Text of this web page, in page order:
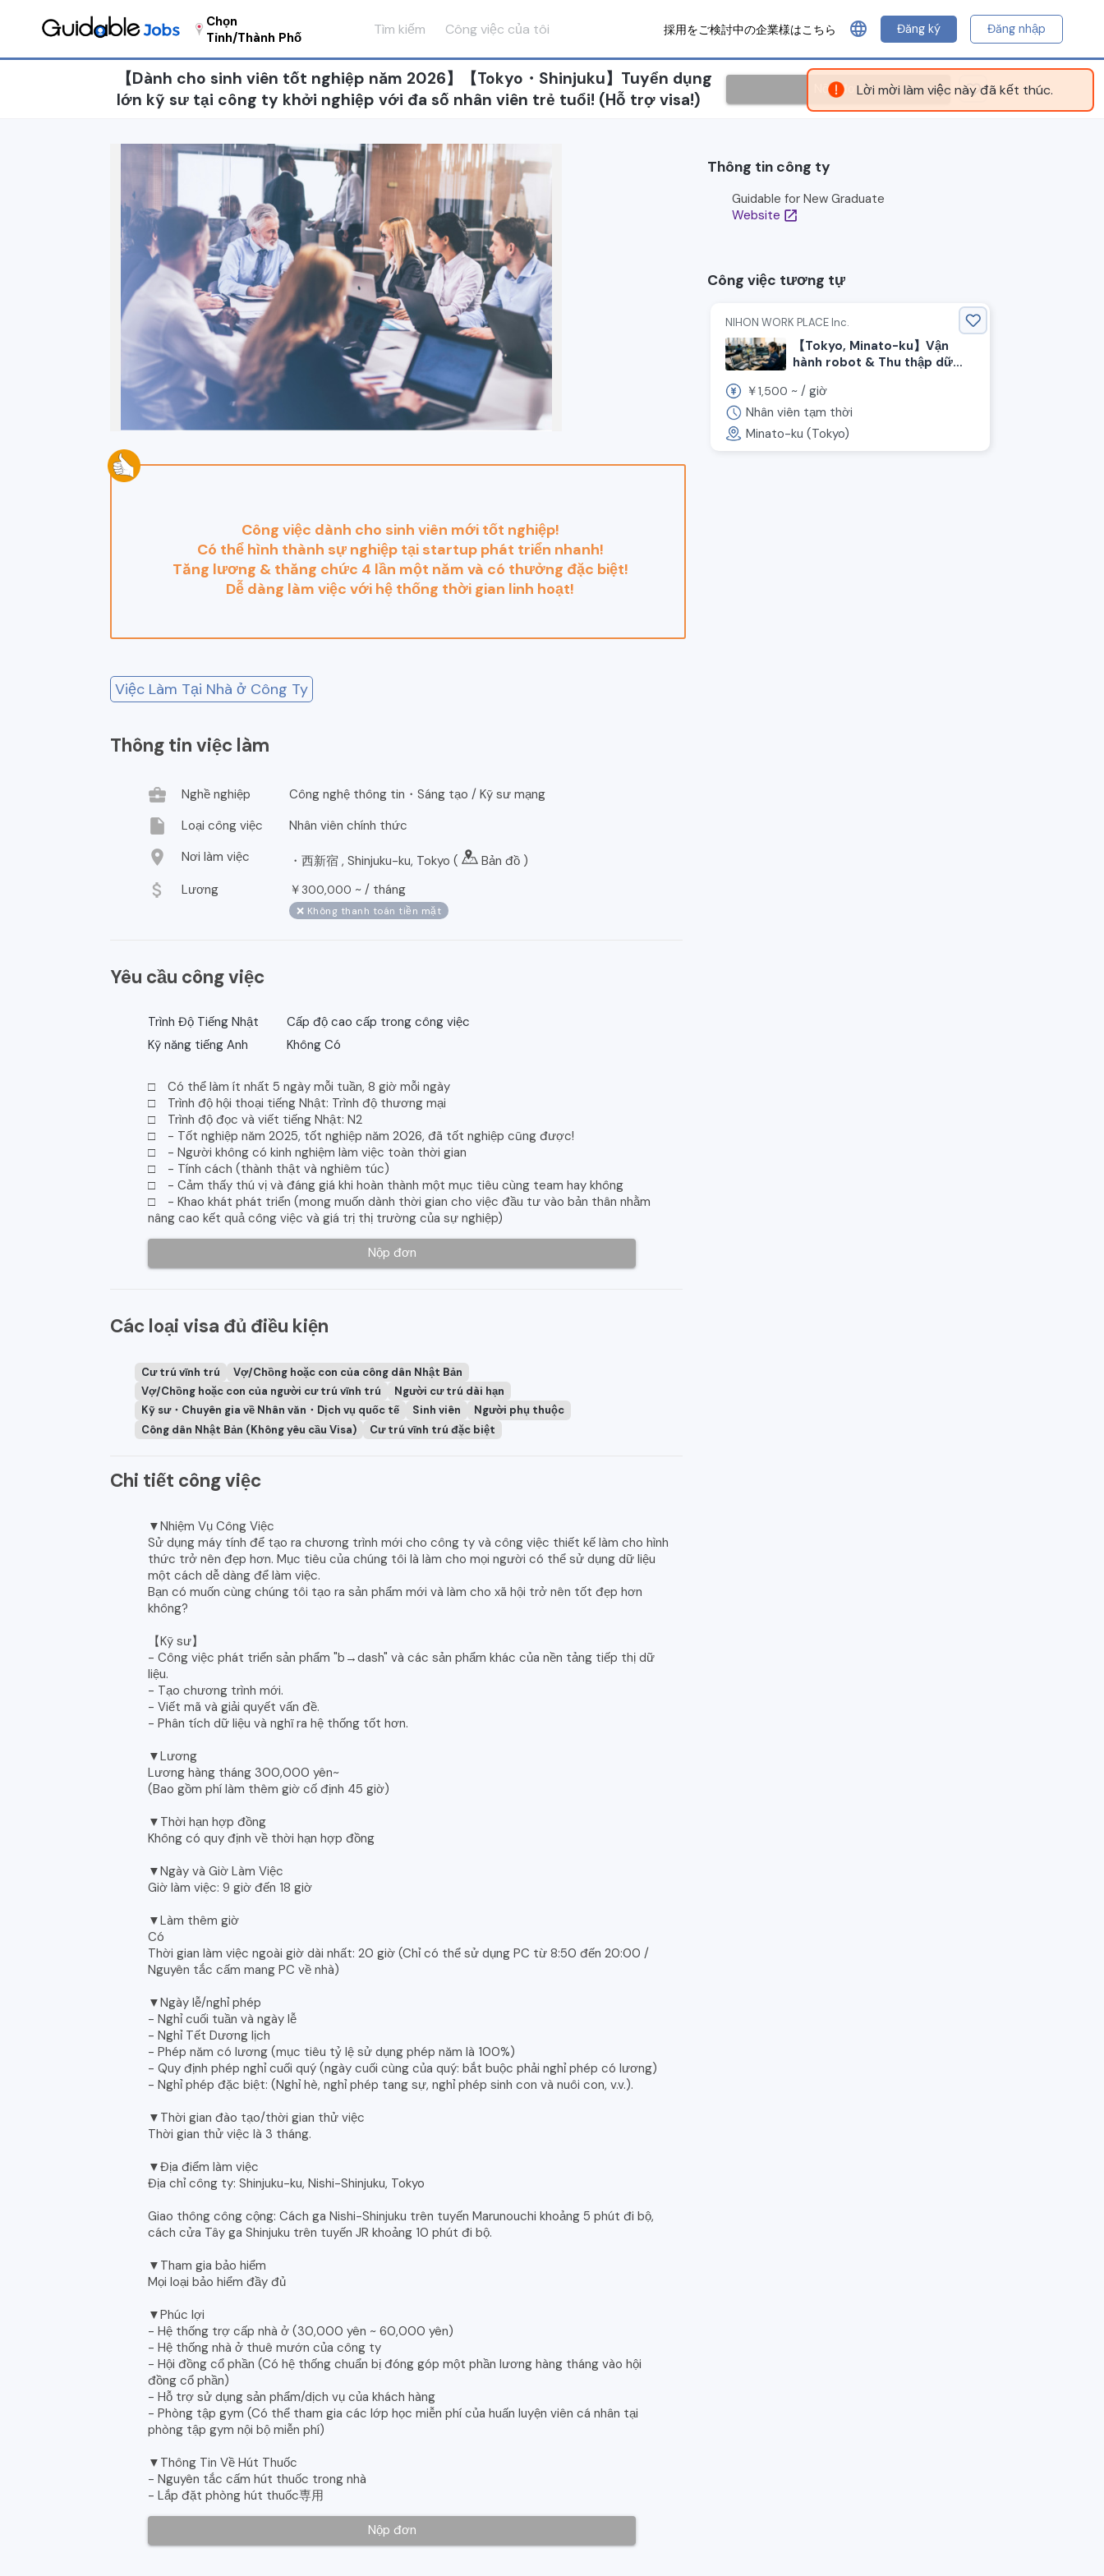
Lời mời làm việc này đã kết thúc.
Chọn
Tỉnh/Thành Phố
Tìm kiếm Công việc của tôi 採用をご検討中の企業様はこちら language Đăng ký Đăng nhập
【Dành cho sinh viên tốt nghiệp năm 2026】【Tokyo・Shinjuku】Tuyển dụng
lớn kỹ sư tại công ty khởi nghiệp với đa số nhân viên trẻ tuổi! (Hỗ trợ visa!)
Nộp đơn
Công việc dành cho sinh viên mới tốt nghiệp!
Có thể hình thành sự nghiệp tại startup phát triển nhanh!
Tăng lương & thăng chức 4 lần một năm và có thưởng đặc biệt!
Dễ dàng làm việc với hệ thống thời gian linh hoạt!
Việc Làm Tại Nhà ở Công Ty
Thông tin việc làm
business_center Nghề nghiệp Công nghệ thông tin・Sáng tạo / Kỹ sư mạng
insert_drive_file Loại công việc Nhân viên chính thức
location_on Nơi làm việc ・西新宿 , Shinjuku-ku, Tokyo ( Bản đồ )
attach_money Lương ￥ 300,000 ~ / tháng
❌ Không thanh toán tiền mặt
Yêu cầu công việc
Trình Độ Tiếng Nhật
Cấp độ cao cấp trong công việc
Kỹ năng tiếng Anh
Không Có
□ Có thể làm ít nhất 5 ngày mỗi tuần, 8 giờ mỗi ngày
□ Trình độ hội thoại tiếng Nhật: Trình độ thương mại
□ Trình độ đọc và viết tiếng Nhật: N2
□ - Tốt nghiệp năm 2025, tốt nghiệp năm 2026, đã tốt nghiệp cũng được!
□ - Người không có kinh nghiệm làm việc toàn thời gian
□ - Tính cách (thành thật và nghiêm túc)
□ - Cảm thấy thú vị và đáng giá khi hoàn thành một mục tiêu cùng team hay không
□ - Khao khát phát triển (mong muốn dành thời gian cho việc đầu tư vào bản thân nhằm
nâng cao kết quả công việc và giá trị thị trường của sự nghiệp)
Nộp đơn
Các loại visa đủ điều kiện
Cư trú vĩnh trú
Vợ/Chồng hoặc con của công dân Nhật Bản
Vợ/Chồng hoặc con của người cư trú vĩnh trú
Người cư trú dài hạn
Kỹ sư・Chuyên gia về Nhân văn・Dịch vụ quốc tế
Sinh viên
Người phụ thuộc
Công dân Nhật Bản (Không yêu cầu Visa)
Cư trú vĩnh trú đặc biệt
Chi tiết công việc
▼Nhiệm Vụ Công Việc
Sử dụng máy tính để tạo ra chương trình mới cho công ty và công việc thiết kế làm cho hình
thức trở nên đẹp hơn. Mục tiêu của chúng tôi là làm cho mọi người có thể sử dụng dữ liệu
một cách dễ dàng để làm việc.
Bạn có muốn cùng chúng tôi tạo ra sản phẩm mới và làm cho xã hội trở nên tốt đẹp hơn
không?
【Kỹ sư】
- Công việc phát triển sản phẩm "b→dash" và các sản phẩm khác của nền tảng tiếp thị dữ
liệu.
- Tạo chương trình mới.
- Viết mã và giải quyết vấn đề.
- Phân tích dữ liệu và nghĩ ra hệ thống tốt hơn.
▼Lương
Lương hàng tháng 300,000 yên~
(Bao gồm phí làm thêm giờ cố định 45 giờ)
▼Thời hạn hợp đồng
Không có quy định về thời hạn hợp đồng
▼Ngày và Giờ Làm Việc
Giờ làm việc: 9 giờ đến 18 giờ
▼Làm thêm giờ
Có
Thời gian làm việc ngoài giờ dài nhất: 20 giờ (Chỉ có thể sử dụng PC từ 8:50 đến 20:00 /
Nguyên tắc cấm mang PC về nhà)
▼Ngày lễ/nghỉ phép
- Nghỉ cuối tuần và ngày lễ
- Nghỉ Tết Dương lịch
- Phép năm có lương (mục tiêu tỷ lệ sử dụng phép năm là 100%)
- Quy định phép nghỉ cuối quý (ngày cuối cùng của quý: bắt buộc phải nghỉ phép có lương)
- Nghỉ phép đặc biệt: (Nghỉ hè, nghỉ phép tang sự, nghỉ phép sinh con và nuôi con, v.v.).
▼Thời gian đào tạo/thời gian thử việc
Thời gian thử việc là 3 tháng.
▼Địa điểm làm việc
Địa chỉ công ty: Shinjuku-ku, Nishi-Shinjuku, Tokyo
Giao thông công cộng: Cách ga Nishi-Shinjuku trên tuyến Marunouchi khoảng 5 phút đi bộ,
cách cửa Tây ga Shinjuku trên tuyến JR khoảng 10 phút đi bộ.
▼Tham gia bảo hiểm
Mọi loại bảo hiểm đầy đủ
▼Phúc lợi
- Hệ thống trợ cấp nhà ở (30,000 yên ~ 60,000 yên)
- Hệ thống nhà ở thuê mướn của công ty
- Hội đồng cổ phần (Có hệ thống chuẩn bị đóng góp một phần lương hàng tháng vào hội
đồng cổ phần)
- Hỗ trợ sử dụng sản phẩm/dịch vụ của khách hàng
- Phòng tập gym (Có thể tham gia các lớp học miễn phí của huấn luyện viên cá nhân tại
phòng tập gym nội bộ miễn phí)
▼Thông Tin Về Hút Thuốc
- Nguyên tắc cấm hút thuốc trong nhà
- Lắp đặt phòng hút thuốc専用
Nộp đơn
Thông tin công ty
Guidable for New Graduate
Website open_in_new
Công việc tương tự
NIHON WORK PLACE Inc.
【Tokyo, Minato-ku】Vận
hành robot & Thu thập dữ
￥1,500 ~ /giờ
Nhân viên tạm thời
Minato-ku (Tokyo)